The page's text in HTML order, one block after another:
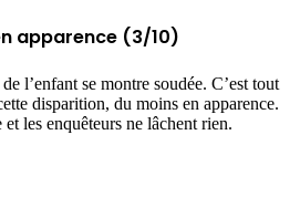
apparence (3/10)
l’enfant se montre soudée. C’est tout
disparition, du moins en apparence.
les enquêteurs ne lâchent rien.